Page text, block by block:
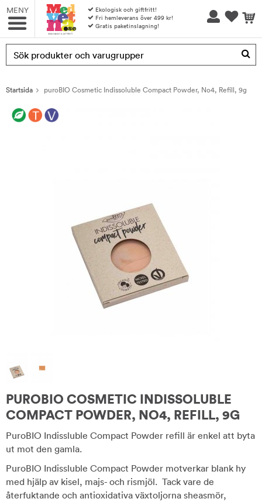
MENY
Ekologisk och giftfritt!
Fri hemleverans över 499 kr!
Gratis paketinslagning!
Produkten har blivit tillagd i varukorgen
Startsida puroBIO Cosmetic Indissoluble Compact Powder, No4, Refill, 9g
PUROBIO COSMETIC INDISSOLUBLE
COMPACT POWDER, NO4, REFILL, 9G
PuroBIO Indissluble Compact Powder refill är enkel att byta
ut mot den gamla.
PuroBIO Indissluble Compact Powder motverkar blank hy
med hjälp av kisel, majs- och rismjöl. Tack vare de
återfuktande och antioxidativa växtoljorna sheasmör,